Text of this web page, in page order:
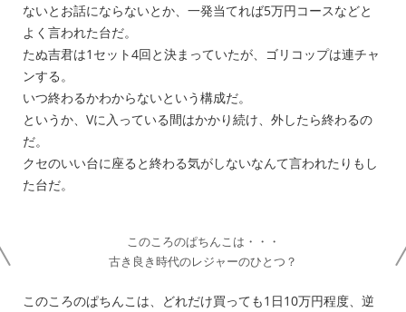
ないとお話にならないとか、一発当てれば5万円コースなどと
よく言われた台だ。
たぬ吉君は1セット4回と決まっていたが、ゴリコップは連チャ
ンする。
いつ終わるかわからないという構成だ。
というか、Vに入っている間はかかり続け、外したら終わるの
だ。
クセのいい台に座ると終わる気がしないなんて言われたりもし
た台だ。
このころのぱちんこは・・・
古き良き時代のレジャーのひとつ？
このころのぱちんこは、どれだけ買っても1日10万円程度、逆